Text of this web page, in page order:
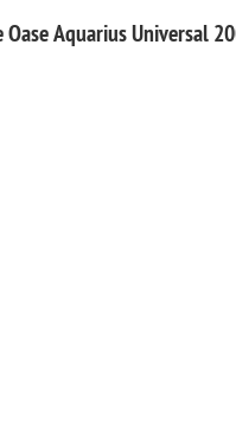
Aquarius Universal